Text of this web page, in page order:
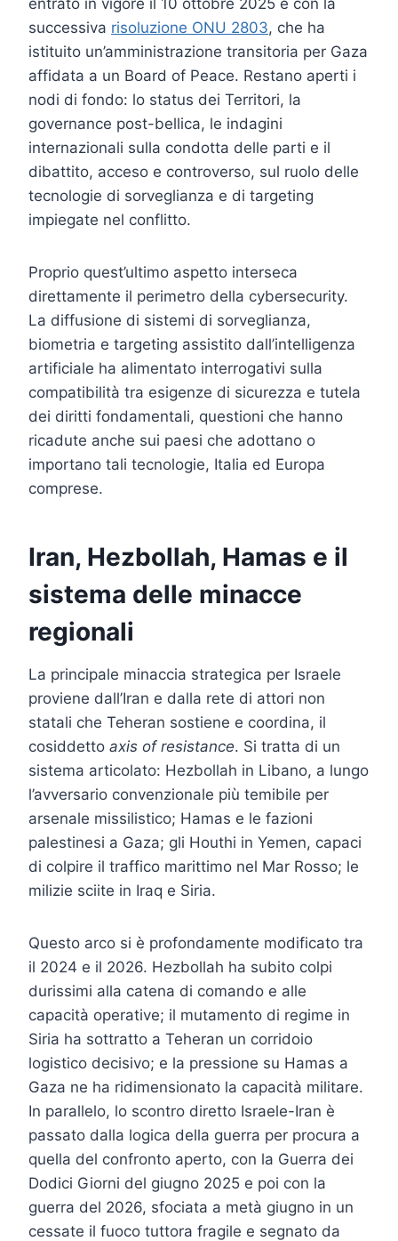
successiva risoluzione ONU 2803, che ha
istituito un’amministrazione transitoria per Gaza
affidata a un Board of Peace. Restano aperti i
nodi di fondo: lo status dei Territori, la
governance post-bellica, le indagini
internazionali sulla condotta delle parti e il
dibattito, acceso e controverso, sul ruolo delle
tecnologie di sorveglianza e di targeting
impiegate nel conflitto.
Proprio quest’ultimo aspetto interseca
direttamente il perimetro della cybersecurity.
La diffusione di sistemi di sorveglianza,
biometria e targeting assistito dall’intelligenza
artificiale ha alimentato interrogativi sulla
compatibilità tra esigenze di sicurezza e tutela
dei diritti fondamentali, questioni che hanno
ricadute anche sui paesi che adottano o
importano tali tecnologie, Italia ed Europa
comprese.
Iran, Hezbollah, Hamas e il
sistema delle minacce
regionali
La principale minaccia strategica per Israele
proviene dall’Iran e dalla rete di attori non
statali che Teheran sostiene e coordina, il
cosiddetto axis of resistance. Si tratta di un
sistema articolato: Hezbollah in Libano, a lungo
l’avversario convenzionale più temibile per
arsenale missilistico; Hamas e le fazioni
palestinesi a Gaza; gli Houthi in Yemen, capaci
di colpire il traffico marittimo nel Mar Rosso; le
milizie sciite in Iraq e Siria.
Questo arco si è profondamente modificato tra
il 2024 e il 2026. Hezbollah ha subito colpi
durissimi alla catena di comando e alle
capacità operative; il mutamento di regime in
Siria ha sottratto a Teheran un corridoio
logistico decisivo; e la pressione su Hamas a
Gaza ne ha ridimensionato la capacità militare.
In parallelo, lo scontro diretto Israele-Iran è
passato dalla logica della guerra per procura a
quella del confronto aperto, con la Guerra dei
Dodici Giorni del giugno 2025 e poi con la
guerra del 2026, sfociata a metà giugno in un
cessate il fuoco tuttora fragile e segnato da